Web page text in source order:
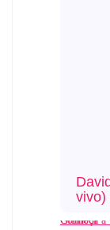
vivo)
Conheça a banda que estará em turnê com David Gilmour